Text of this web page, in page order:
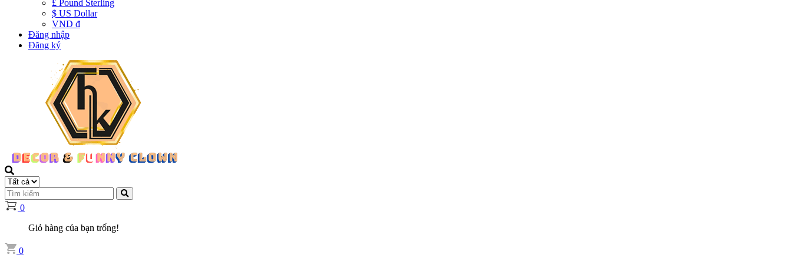
£ Pound Sterling
$ US Dollar
VND đ
Đăng nhập
Đăng ký
0
Giỏ hàng của bạn trống!
0